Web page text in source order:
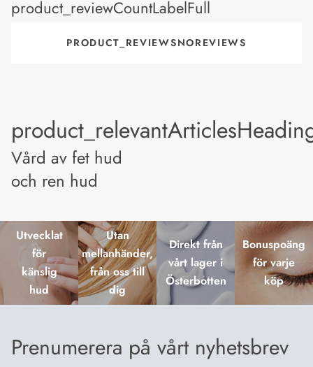
product_reviewCountLabelFull
PRODUCT_REVIEWSNOREVIEWS
Vård av fet hud
och ren hud
Utvecklat
för
känslig
hud
Utan
mellanhänder,
från oss till
dig
Direkt från
vårt lager i
Österbotten
Bonuspoäng
för varje
köp
Prenumerera på vårt nyhetsbrev